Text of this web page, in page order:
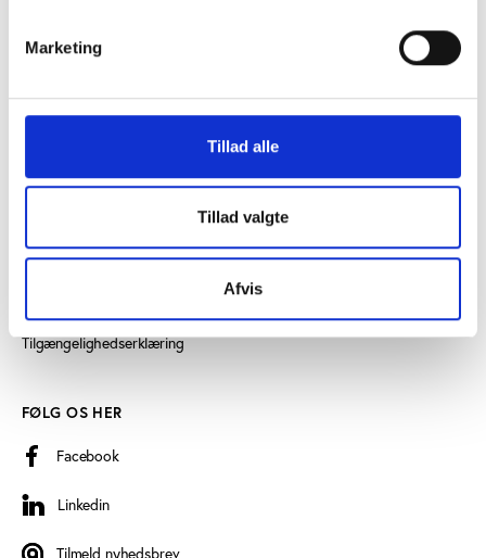
Marketing
Tillad alle
Tillad valgte
Afvis
Læs mere om instituttet
Persondatapolitik
Tilgængelighedserklæring
FØLG OS HER
Facebook
Linkedin
Linkedin
Tilmeld nyhedsbrev